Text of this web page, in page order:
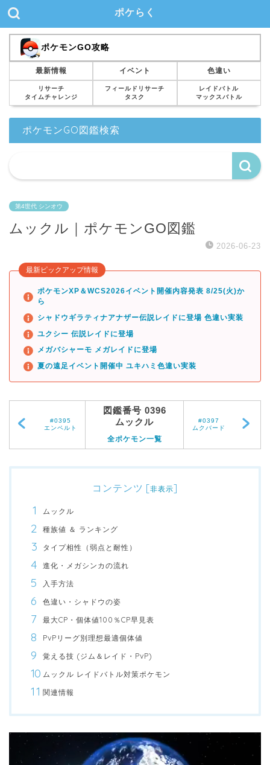
ポケらく
ポケモンGO攻略
最新情報 イベント 色違い
リサーチ
タイムチャレンジ
フィールドリサーチ
タスク
レイドバトル
マックスバトル
ポケモンGO図鑑検索
第4世代 シンオウ
ムックル｜ポケモンGO図鑑
2026-06-23
最新ピックアップ情報
ポケモンXP＆WCS2026イベント開催内容発表 8/25(火)か
ら
シャドウギラティナアナザー伝説レイドに登場 色違い実装
ユクシー 伝説レイドに登場
メガバシャーモ メガレイドに登場
夏の遠足イベント開催中 ユキハミ色違い実装
#0395
エンペルト
図鑑番号 0396
ムックル
全ポケモン一覧
#0397
ムクバード
コンテンツ [非表示]
ムックル
種族値 ＆ ランキング
タイプ相性（弱点と耐性）
進化・メガシンカの流れ
入手方法
色違い・シャドウの姿
最大CP・個体値100％CP早見表
PvPリーグ別理想最適個体値
覚える技 (ジム＆レイド・PvP)
ムックル レイドバトル対策ポケモン
関連情報